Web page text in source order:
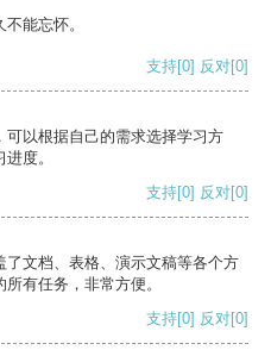
能忘怀。
支持[0] 反对[0]
以根据自己的需求选择学习方
度。
支持[0] 反对[0]
文档、表格、演示文稿等各个方
有任务，非常方便。
支持[0] 反对[0]